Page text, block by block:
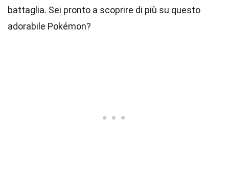
battaglia. Sei pronto a scoprire di più su questo
adorabile Pokémon?